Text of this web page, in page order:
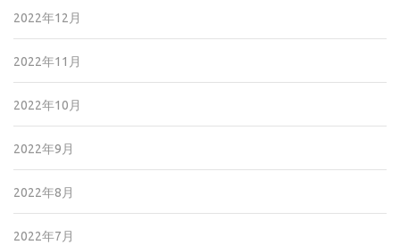
2022年12月
2022年11月
2022年10月
2022年9月
2022年8月
2022年7月